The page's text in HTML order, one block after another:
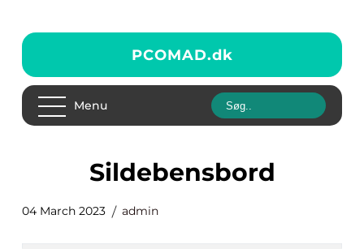
PCOMAD.dk
Menu
Sildebensbord
04 March 2023 admin